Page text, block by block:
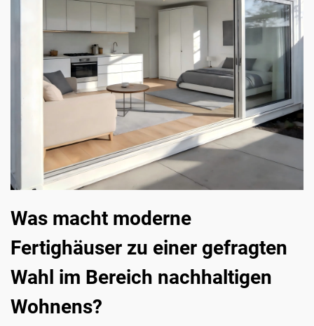
Was macht moderne
Fertighäuser zu einer gefragten
Wahl im Bereich nachhaltigen
Wohnens?